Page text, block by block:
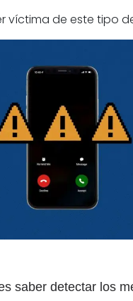
víctima de este tipo
saber detectar los